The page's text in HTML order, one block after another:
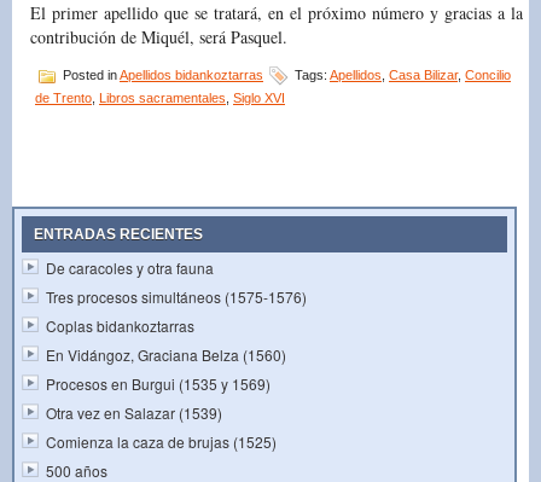
El primer apellido que se tratará, en el próximo número y gracias a la
contribución de Miquél, será Pasquel.
Posted inApellidos bidankoztarras Tags: Apellidos Casa Bilizar, Concilio
de Trento Libros sacramentales Siglo XVI
ENTRADAS RECIENTES
De caracoles y otra fauna
Tres procesos simultáneos (1575-1576)
Coplas bidankoztarras
En Vidángoz, Graciana Belza (1560)
Procesos en Burgui (1535 y 1569)
Otra vez en Salazar (1539)
Comienza la caza de brujas (1525)
500 años